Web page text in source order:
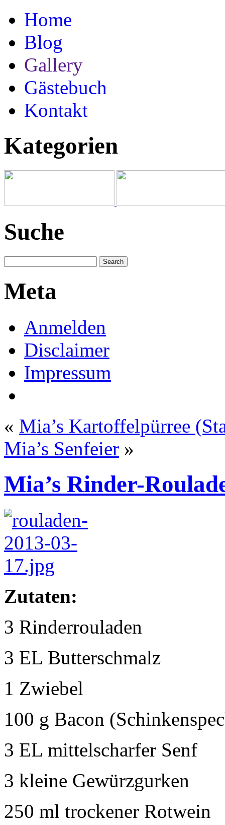
Home
Blog
Gallery
Gästebuch
Kontakt
Kategorien
Suche
Meta
Anmelden
Disclaimer
Impressum
« Mia’s Kartoffelpürree
Mia’s Senfeier »
Mia’s Rinder-
Zutaten:
3 Rinderrouladen
3 EL Butterschmalz
1 Zwiebel
100 g Bacon
3 EL mittelscharfer Senf
3 kleine Gewürzgurken
250 ml trockener Rotwein